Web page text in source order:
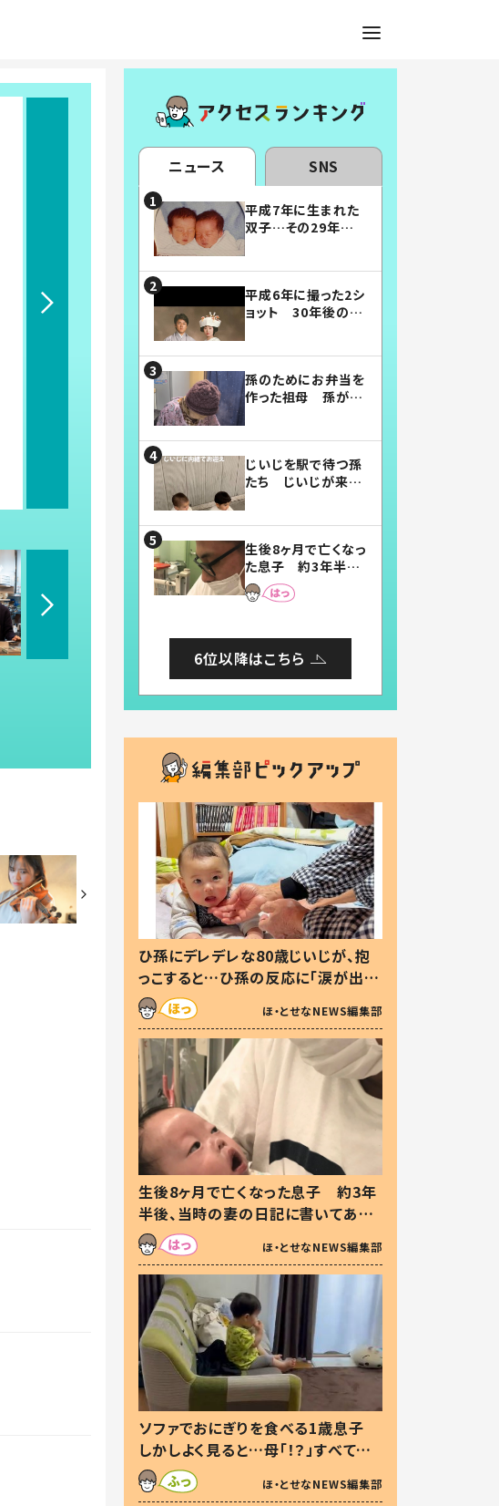
ニュース SNS
平成7年に生まれた
双子…その29年後
平成6年に撮った2シ
ョット 30年後の姿
孫のためにお弁当を
作った祖母 孫が絶
じいじを駅で待つ孫
たち じいじが来た
まらない」「幸せにな
れる」
生後8ヶ月で亡くなっ
た息子 約3年半
後、当時の妻の日記
に書いてあった本音
6位以降はこちら
ひ孫にデレデレな80歳じいじが、抱
っこすると…ひ孫の反応に「涙が出ま
した」「可愛くて仕方ない」
ほ・とせなNEWS編集部
生後8ヶ月で亡くなった息子 約3年
半後、当時の妻の日記に書いてあっ
た本音とは
ほ・とせなNEWS編集部
ソファでおにぎりを食べる1歳息子
しかしよく見ると…母「！？」すべてを
察した母の投稿に「可愛いから許
す！」「現行犯〜」
ほ・とせなNEWS編集部